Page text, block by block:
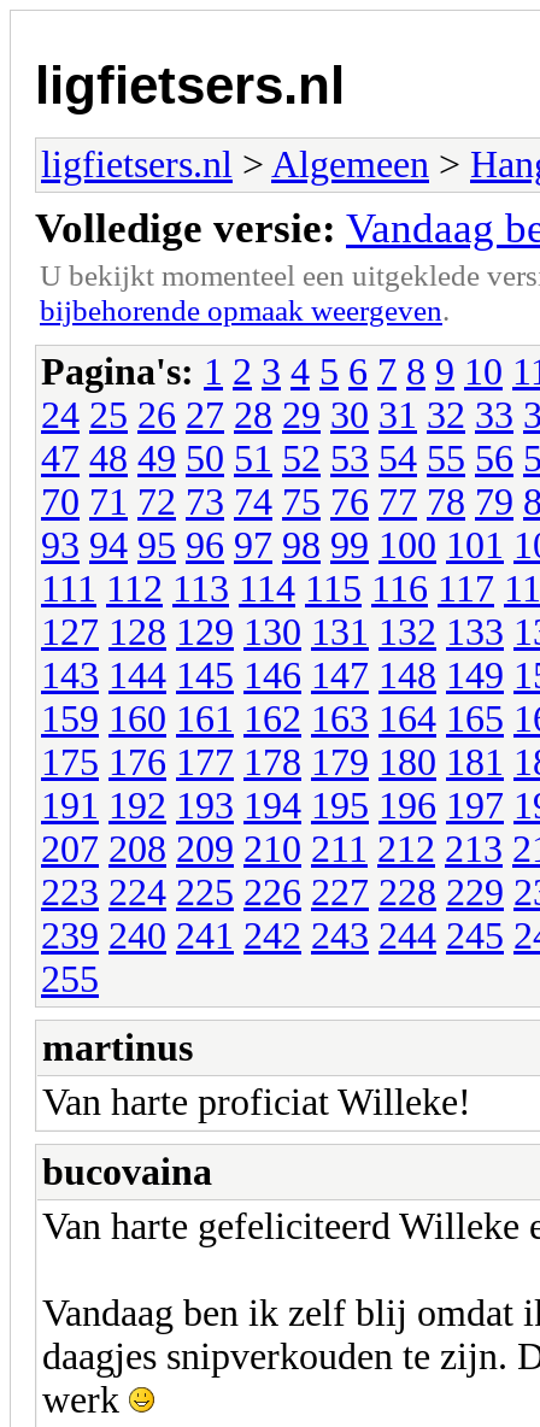
ligfietsers.nl
ligfietsers.nl > Algemeen >
Volledige versie: Vandaag
U bekijkt momenteel een uitgeklede
bijbehorende opmaak weergeven.
Pagina's: 1 2 3 4 5 6 7 8 9 10
24 25 26 27 28 29 30 31 32 33
47 48 49 50 51 52 53 54 55 56
70 71 72 73 74 75 76 77 78 79
93 94 95 96 97 98 99 100 101
111 112 113 114 115 116 117
127 128 129 130 131 132 133
143 144 145 146 147 148 149
159 160 161 162 163 164 165
175 176 177 178 179 180 181
191 192 193 194 195 196 197
207 208 209 210 211 212 213
223 224 225 226 227 228 229
239 240 241 242 243 244 245
255
martinus
Van harte proficiat Willeke!
bucovaina
Van harte gefeliciteerd Willeke
Vandaag ben ik zelf blij omdat
daagjes snipverkouden te zijn.
werk